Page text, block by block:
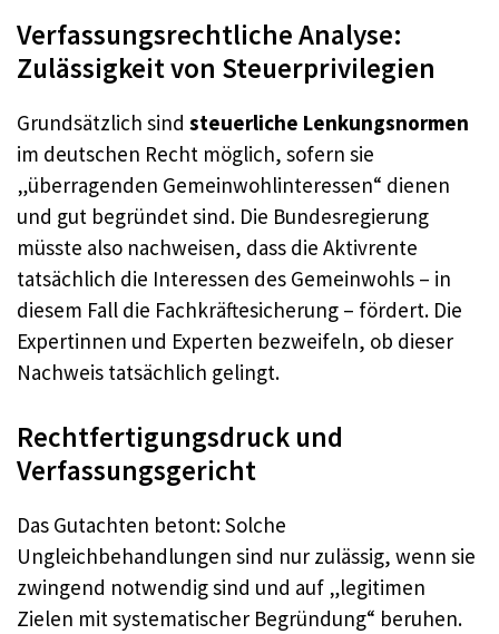
Verfassungsrechtliche Analyse:
Zulässigkeit von Steuerprivilegien
Grundsätzlich sind steuerliche Lenkungsnormen
im deutschen Recht möglich, sofern sie
„überragenden Gemeinwohlinteressen“ dienen
und gut begründet sind. Die Bundesregierung
müsste also nachweisen, dass die Aktivrente
tatsächlich die Interessen des Gemeinwohls – in
diesem Fall die Fachkräftesicherung – fördert. Die
Expertinnen und Experten bezweifeln, ob dieser
Nachweis tatsächlich gelingt.
Rechtfertigungsdruck und
Verfassungsgericht
Das Gutachten betont: Solche
Ungleichbehandlungen sind nur zulässig, wenn sie
zwingend notwendig sind und auf „legitimen
Zielen mit systematischer Begründung“ beruhen.